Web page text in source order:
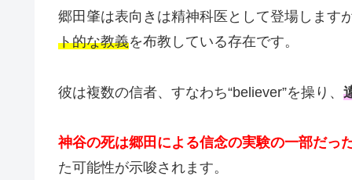
郷田肇は表向きは精神科医として登場します
ト的な教義を布教している存在です。
彼は複数の信者、すなわち“believer”を操り、
神谷の死は郷田による信念の実験の一部だっ
た可能性が示唆されます。